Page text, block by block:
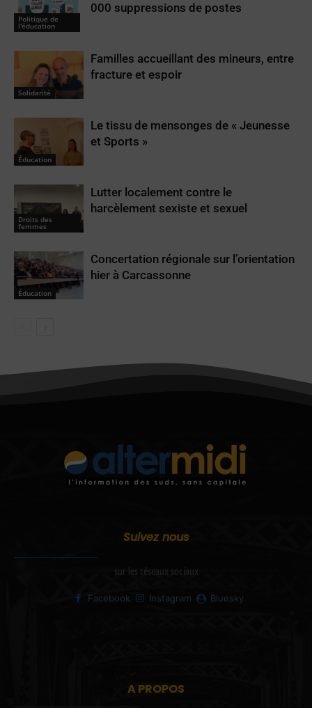
Politique de
l'éducation
000 suppressions de postes
Solidarité
Familles accueillant des mineurs, entre
fracture et espoir
Éducation
Le tissu de mensonges de « Jeunesse
et Sports »
Droits des
femmes
Lutter localement contre le
harcèlement sexiste et sexuel
Éducation
Concertation régionale sur l’orientation
hier à Carcassonne
Suivez nous
sur les réseaux sociaux
Facebook Instagram Bluesky
A PROPOS